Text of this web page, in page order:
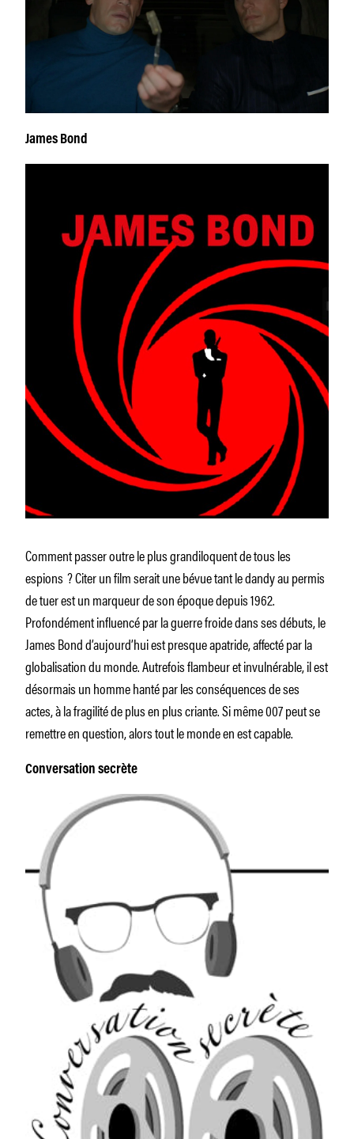
James Bond
Comment passer outre le plus grandiloquent de tous les
espions ? Citer un film serait une bévue tant le dandy au permis
de tuer est un marqueur de son époque depuis 1962.
Profondément influencé par la guerre froide dans ses débuts, le
James Bond d’aujourd’hui est presque apatride, affecté par la
globalisation du monde. Autrefois flambeur et invulnérable, il est
désormais un homme hanté par les conséquences de ses
actes, à la fragilité de plus en plus criante. Si même 007 peut se
remettre en question, alors tout le monde en est capable.
Conversation secrète